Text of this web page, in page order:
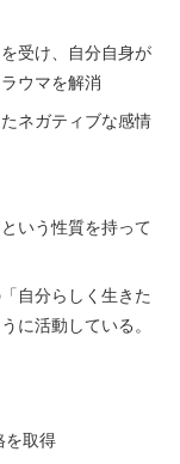
受け、自分自身が
ウマを解消
ネガティブな感情
いう性質を持って
自分らしく生きた
に活動している。
を取得